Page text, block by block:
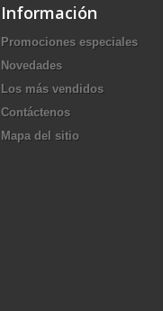
Información
Promociones especiales
Novedades
Los más vendidos
Contáctenos
Mapa del sitio